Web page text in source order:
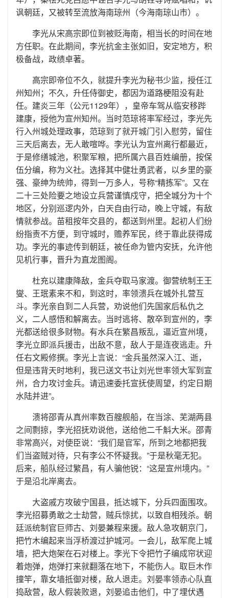
讽朝廷，又被转至流放海南琼州（今海南琼山市）。
李光从宋高宗即位到被贬海南，相当长的时间在地
方任职。在此期间，李光抗金主张如旧，安定地方，积
极备战，政绩卓著。
高宗即帝位不久，就提升李光为秘书少监，授任江
州知州；不久，升任侍御史，都因为道路梗阻没有赴
任。建炎三年（公元1129年），皇帝车驾从临安移跸
建康，授他为宣州知州。当时范琼将率军经过，李光先
行入州城处理政事，范琼到了就开城门引入慰劳，留住
三天后离去，无人敢喧哗。李光认为宣州离行都最近，
于是修缮城池，积聚军粮，把所属六县百姓编册，按保
伍分编，称为义社。选择其中健壮勇武者，以乡里的豪
强、豪绅为统帅，得到一万多人，号称“精拣军”。又在
二十三处险要之地设立兵营谨慎戍守，把全城分为十个
地区，分别巡逻内外，白天自由行动，晚上守城，有敌
情就参战。苗租按年交县的，都送到州里。起初人们纷
纷指责不方便，到守城时，赡养军民，终于靠此获得成
功。李光的事迹传到朝廷，被任命为管内安抚，允许他
见机行事，晋升为直龙图阁。
杜充以建康降敌，金兵夺取马家渡。御营统制王王
燮、王珉素来不和，到这时，率领溃兵在城外扎营互
斗。李光亲自到二人兵营，劝说他们先国家后私仇之
义，二人感悟和解离去。当时逃将、散卒到宣州的，李
光都送给很多财物。有水兵在繁昌叛乱，逼近宣州境，
李光立即派兵援击，出敌不意，敌人于是连夜逃走。升
任右文殿修撰。李光上言说：“金兵虽然深入江、逝，
但是违背天时地利，我已送文书让刘光世率领大军到宣
州，合力攻讨金兵。请迅速委托宣抚使周望，约定日期
水陆并进”。
溃将邵青从真州率数百艘舰船，在当涂、芜湖两县
之间剽掠，李光招抚劝说他，送给他二千斛大米。邵青
非常高兴，对使臣说：“我们是官军，所到之地都把我
们当盗贼对待，只有李公不怀疑我。”于是秋毫无犯。
后来，船队经过繁昌，有人骗他锐：“这是宣州境内。”
于是沿北岸离去。
大盗戚方攻破宁国县，抵达城下，分兵四面围攻。
李光招募勇敢之士劫营，贼兵惊扰，以致自相残杀。朝
廷派统制官巨师古、刘晏兼程来援。敌人急攻朝京门，
把竹木编起来当浮桥渡过护城河。一会儿，敌军爬上城
墙，把大炮架在石对楼上。李光下令把竹子编成帘状迎
着炮弹，炮弹打来就翻落在地下，不能伤人。取巨木作
撞竿，靠女墙抵御对楼，敌人退走。刘晏率领赤心队直
捣敌营，敌人假装败退，刘晏追击他们，中了埋伏遇